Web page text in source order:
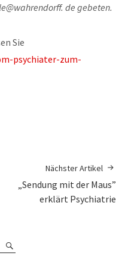
de gebeten.
Sie
psychiater-zum-
Nächster Artikel
„Sendung mit der Maus”
erklärt Psychiatrie